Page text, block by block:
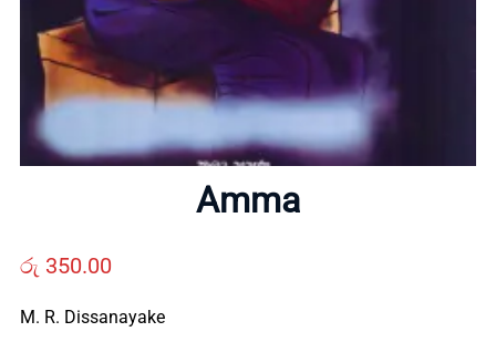
Home
About
Contact
Amma
රු 350.00
M. R. Dissanayake